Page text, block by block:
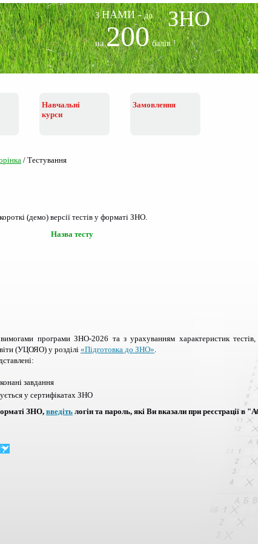
ЗНАМИ -до ЗНО
на200балів !
Навчальні
курси
Замовлення
/Тестування
(демо) версії тестів у форматі ЗНО.
Назва тесту
вимогами програми ЗНО-2026 та з урахуванням характеристик
(УЦОЯО) у розділі«Підготовка до ЗНО».
завдання
у сертифікатах ЗНО
ЗНО,введіть логін та пароль, які Ви вказали при реєстрації в